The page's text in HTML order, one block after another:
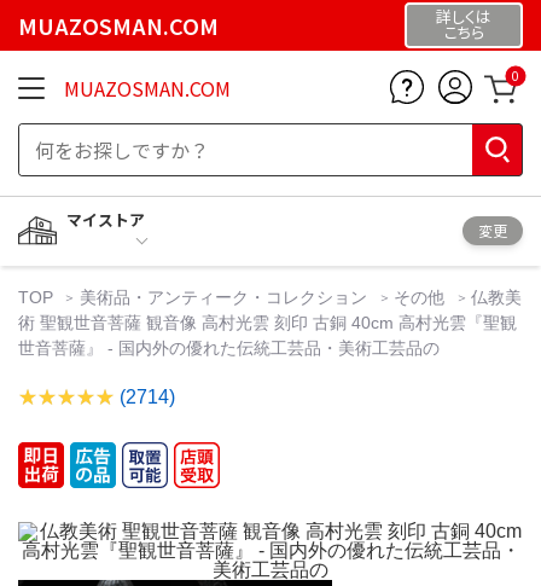
MUAZOSMAN.COM 詳しくは
こちら
MUAZOSMAN.COM 0
マイストア
変更
TOP 美術品・アンティーク・コレクション その他
仏教美
術 聖観世音菩薩 観音像 高村光雲 刻印 古銅 40cm 高村光雲『聖観
世音菩薩』 - 国内外の優れた伝統工芸品・美術工芸品の
(2714)